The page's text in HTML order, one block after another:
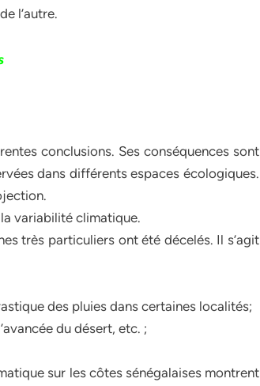
l’autre.
conclusions. Ses conséquences sont
dans différents espaces écologiques.
variabilité climatique.
très particuliers ont été décelés. Il s’agit
des pluies dans certaines localités;
du désert, etc. ;
sur les côtes sénégalaises montrent